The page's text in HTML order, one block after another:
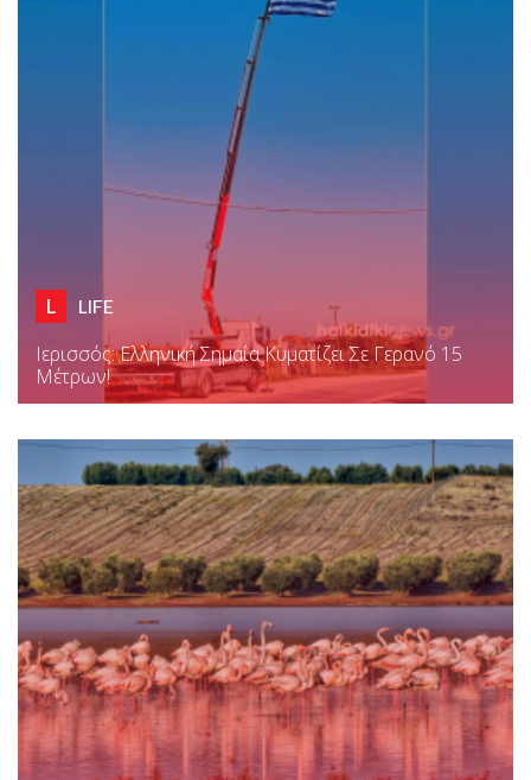
L LIFE
Ιερισσός: Ελληνική Σημαία Κυματίζει Σε Γερανό 15
Μέτρων!